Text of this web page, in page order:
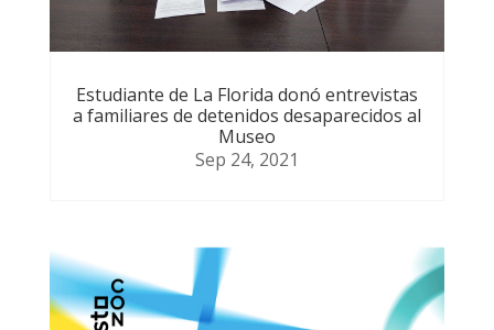
Estudiante de La Florida donó entrevistas
a familiares de detenidos desaparecidos al
Museo
Sep 24, 2021